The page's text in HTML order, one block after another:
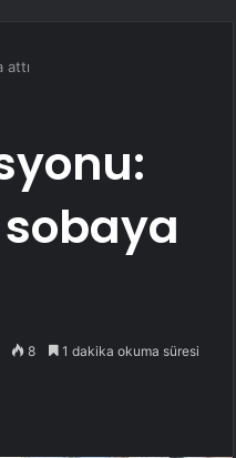
attı
8 1 dakika okuma süresi